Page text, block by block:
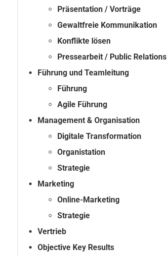
Präsentation / Vorträge
Gewaltfreie Kommunikation
Konflikte lösen
Pressearbeit / Public Relations
Führung und Teamleitung
Führung
Agile Führung
Management & Organisation
Digitale Transformation
Organistation
Strategie
Marketing
Online-Marketing
Strategie
Vertrieb
Objective Key Results